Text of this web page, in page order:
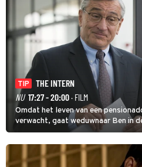
TIP
THE INTERN
NU 17:27 - 20:00· FILM
Omdat het leven van een
verwacht, gaat weduwnaar Ben in
bij de hippe webwinkel van Jules,